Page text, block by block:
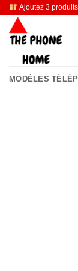
Passer
contenu
Ajoutez 3
MODÈLES